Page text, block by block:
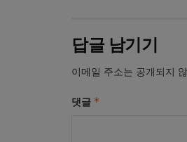
답글 남기기
이메일 주소는 공개되지
댓글 *